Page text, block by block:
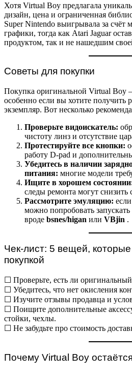
Хотя Virtual Boy предлагала
дизайн, цена и ограниченная
Super Nintendo выигрывала за счёт
графики, тогда как Atari Jaguar
продуктом, так и не нашедшим
Советы для покупки
Покупка оригинальной Virtual Boy
особенно если вы хотите получить
экземпляр. Вот несколько
Проверьте видоискатель:
чистоту линз и отсутствие
Протестируйте все кнопки:
работу D-pad и
Убедитесь в наличии
питания: многие модели
Ищите в хорошем
следы ремонта могут снизить
Рассмотрите эмуляцию:
можно попробовать
вроде bsnes/higan или VBjin .
Чек-лист: 5 вещей,
покупкой
☐ Проверьте, есть ли
☐ Убедитесь, что нет окисления
☐ Изучите отзывы продавца и
☐ Поищите дополнительные
стойки, чехлы.
☐ Не забудьте про стоимость
Почему Virtual Boy